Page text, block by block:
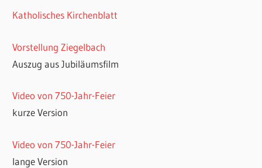
Katholisches Kirchenblatt
Vorstellung Ziegelbach
Auszug aus Jubiläumsfilm
Video von 750-Jahr-Feier
kurze Version
Video von 750-Jahr-Feier
lange Version